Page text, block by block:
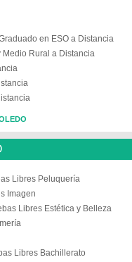
en ESO a Distancia
Medio Rural a Distancia
Libres Peluquería
Imagen
Libres Estética y Belleza
Libres Bachillerato